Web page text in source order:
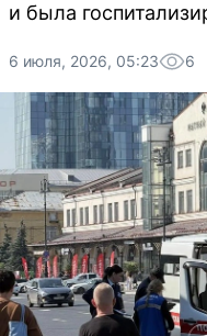
и была
6 июля, 2026, 05:23 6